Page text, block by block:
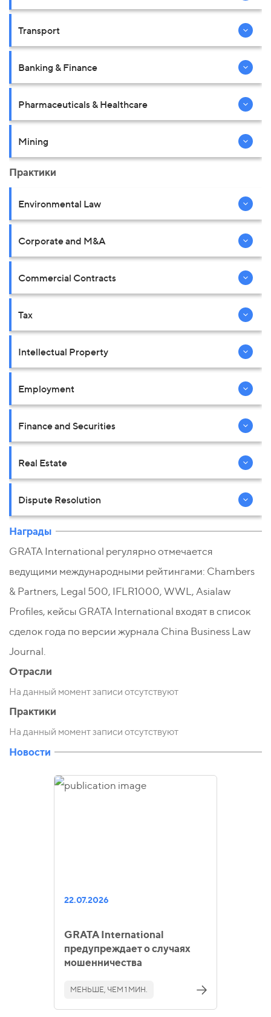
Transport
Banking & Finance
Pharmaceuticals & Healthcare
Mining
Практики
Environmental Law
Corporate and M&A
Commercial Contracts
Tax
Intellectual Property
Employment
Finance and Securities
Real Estate
Dispute Resolution
Награды
GRATA International регулярно отмечается
ведущими международными рейтингами: Chambers
& Partners, Legal 500, IFLR1000, WWL, Asialaw
Profiles, кейсы GRATA International входят в список
сделок года по версии журнала China Business Law
Journal.
Отрасли
На данный момент записи отсутствуют
Практики
На данный момент записи отсутствуют
Новости
22.07.2026
GRATA International
предупреждает о случаях
мошенничества
МЕНЬШЕ, ЧЕМ 1 МИН.